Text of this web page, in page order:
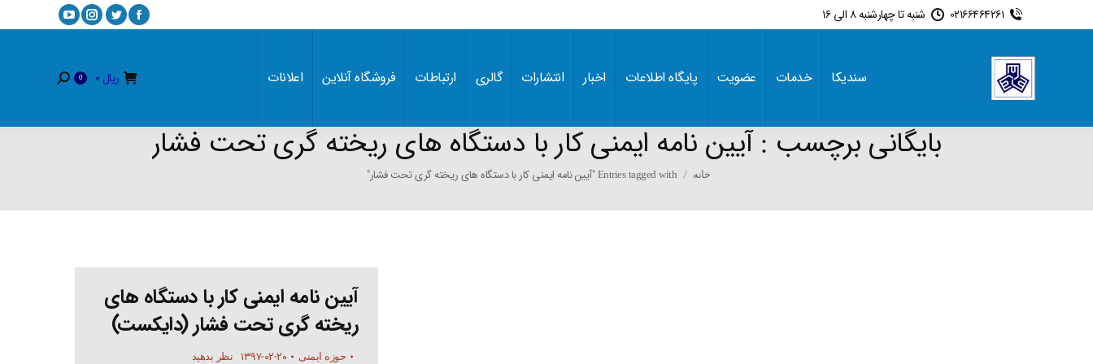
02166464261 شنبه تا چهارشنبه 8 الی 16
Facebook
in
window
Twitter
in
window
Instagram
in
window
YouTube
in
window
سندیکا خدمات عضویت پایگاه اطلاعات اخبار انتشارات گالری ارتباطات فروشگاه آنلاین اعلانات ریال 0
Search:
بایگانی برچسب :آیین نامه ایمنی کار با دستگاه های ریخته گری تحت فشار
You are here:
خانه Entries tagged with "آیین نامه ایمنی کار با دستگاه های ریخته گری تحت فشار"
آیین نامه ایمنی کار با دستگاه های
ریخته گری تحت فشار (دایکست)
حوزه ایمنی ۱۳۹۷-۰۲-۲۰ نظر بدهید